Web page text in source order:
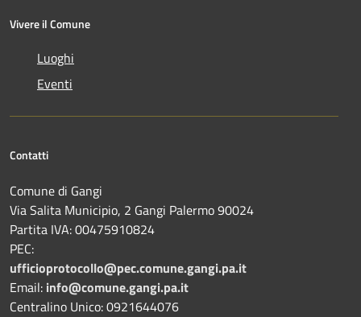
Vivere il Comune
Luoghi
Eventi
Contatti
Comune di Gangi
Via Salita Municipio, 2 Gangi Palermo 90024
Partita IVA: 00475910824
PEC:
ufficioprotocollo@pec.comune.gangi.pa.it
Email: info@comune.gangi.pa.it
Centralino Unico: 0921644076